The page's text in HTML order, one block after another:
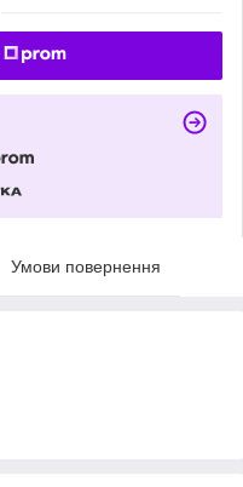
Умови повернення